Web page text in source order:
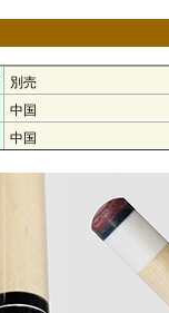
別売
中国
中国